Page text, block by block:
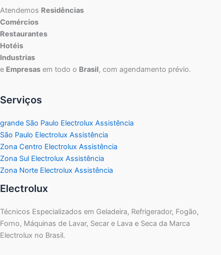
Atendemos Residências
Comércios
Restaurantes
Hotéis
Industrias
e Empresas em todo o Brasil, com agendamento prévio.
Serviços
grande São Paulo Electrolux Assistência
São Paulo Electrolux Assistência
Zona Centro Electrolux Assistência
Zona Sul Electrolux Assistência
Zona Norte Electrolux Assistência
Electrolux
Técnicos Especializados em Geladeira, Refrigerador, Fogão,
Forno, Máquinas de Lavar, Secar e Lava e Seca da Marca
Electrolux no Brasil.